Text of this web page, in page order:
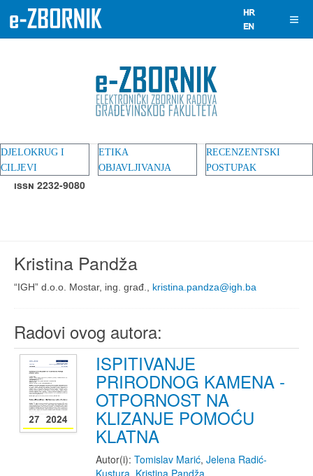
DJELOKRUG I
CILJEVI
ETIKA
OBJAVLJIVANJA
RECENZENTSKI
POSTUPAK
ISSN 2232-9080
Kristina Pandža
“IGH” d.o.o. Mostar, ing. građ., kristina.pandza@igh.ba
Radovi ovog autora:
ISPITIVANJE
PRIRODNOG KAMENA -
OTPORNOST NA
KLIZANJE POMOĆU
KLATNA
Autor(i): Tomislav Marić, Jelena Radić-
Kustura, Kristina Pandža